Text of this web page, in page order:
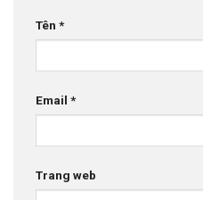
Tên *
Email *
Trang web